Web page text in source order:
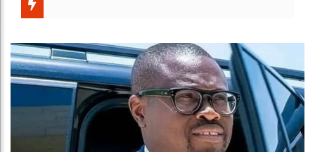
Guinée
Bénin